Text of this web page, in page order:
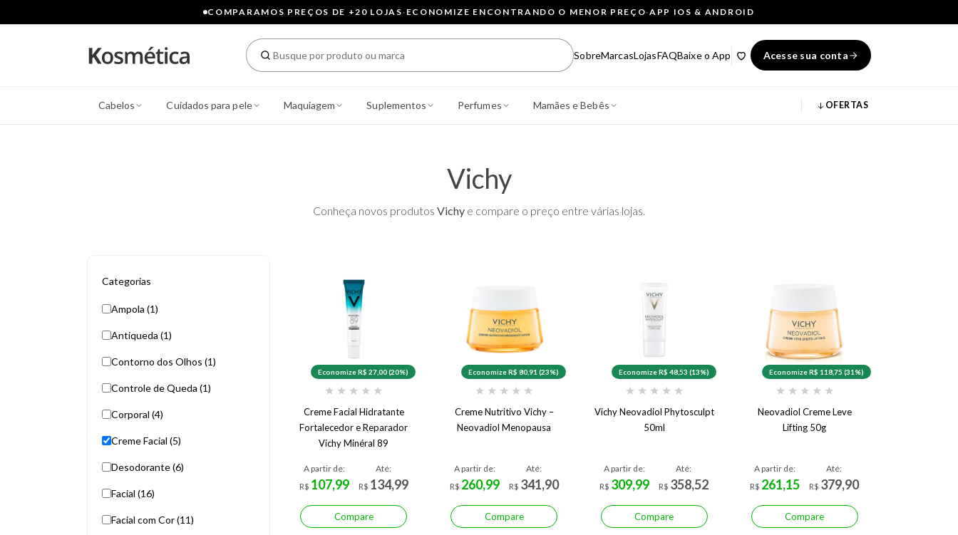
COMPARAMOS PREÇOS DE +20 LOJAS· ECONOMIZE ENCONTRANDO O MENOR PREÇO·APP IOS & ANDROID
SobreMarcasLojasFAQBaixe o App Acesse sua conta
Cabelos Cuidados para pele Maquiagem Suplementos Perfumes Mamães e Bebês OFERTAS
Vichy
Conheça novos produtos Vichy e compare o preço entre várias lojas.
Categorias
Ampola (1)
Antiqueda (1)
Contorno dos Olhos (1)
Controle de Queda (1)
Corporal (4)
Creme Facial (5)
Desodorante (6)
Facial (16)
Facial com Cor (11)
Economize R$ 27,00 (20%)
★ ★ ★ ★ ★
Creme Facial Hidratante
Fortalecedor e Reparador
Vichy Minéral 89
A partir de:
R$ 107,99
Até:
R$ 134,99
Compare
Economize R$ 80,91 (23%)
★ ★ ★ ★ ★
Creme Nutritivo Vichy –
Neovadiol Menopausa
A partir de:
R$ 260,99
Até:
R$ 341,90
Compare
Economize R$ 48,53 (13%)
★ ★ ★ ★ ★
Vichy Neovadiol Phytosculpt
50ml
A partir de:
R$ 309,99
Até:
R$ 358,52
Compare
Economize R$ 118,75 (31%)
★ ★ ★ ★ ★
Neovadiol Creme Leve
Lifting 50g
A partir de:
R$ 261,15
Até:
R$ 379,90
Compare